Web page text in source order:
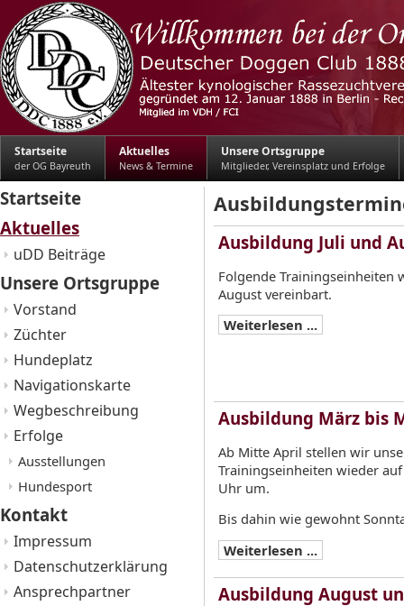
Startseite
der OG Bayreuth
Aktuelles
News & Termine
Unsere Ortsgruppe
Mitglieder, Vereinsplatz und Erfolge
Startseite
Aktuelles
uDD Beiträge
Unsere Ortsgruppe
Vorstand
Züchter
Hundeplatz
Navigationskarte
Wegbeschreibung
Erfolge
Ausstellungen
Hundesport
Kontakt
Impressum
Datenschutzerklärung
Ansprechpartner
Ausbildung Juli und
Folgende Trainingseinheiten
August vereinbart.
Weiterlesen ...
Ausbildung März bis
Ab Mitte April stellen wir
Trainingseinheiten wieder
Uhr um.
Bis dahin wie gewohnt
Weiterlesen ...
Ausbildung August